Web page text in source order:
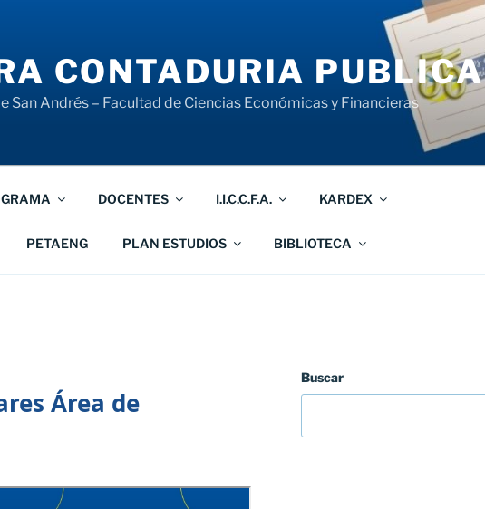
CONTADURIA PUBLICA
San Andrés – Facultad de Ciencias Económicas y Financieras
DOCENTES I.I.C.C.F.A. KARDEX
PETAENG PLAN ESTUDIOS BIBLIOTECA
Área de
Buscar